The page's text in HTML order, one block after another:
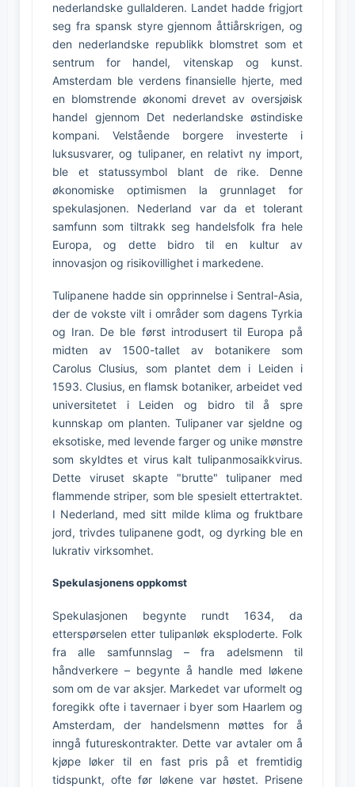
nederlandske gullalderen. Landet hadde frigjort
seg fra spansk styre gjennom åttiårskrigen, og
den nederlandske republikk blomstret som et
sentrum for handel, vitenskap og kunst.
Amsterdam ble verdens finansielle hjerte, med
en blomstrende økonomi drevet av oversjøisk
handel gjennom Det nederlandske østindiske
kompani. Velstående borgere investerte i
luksusvarer, og tulipaner, en relativt ny import,
ble et statussymbol blant de rike. Denne
økonomiske optimismen la grunnlaget for
spekulasjonen. Nederland var da et tolerant
samfunn som tiltrakk seg handelsfolk fra hele
Europa, og dette bidro til en kultur av
innovasjon og risikovillighet i markedene.
Tulipanene hadde sin opprinnelse i Sentral-Asia,
der de vokste vilt i områder som dagens Tyrkia
og Iran. De ble først introdusert til Europa på
midten av 1500-tallet av botanikere som
Carolus Clusius, som plantet dem i Leiden i
1593. Clusius, en flamsk botaniker, arbeidet ved
universitetet i Leiden og bidro til å spre
kunnskap om planten. Tulipaner var sjeldne og
eksotiske, med levende farger og unike mønstre
som skyldtes et virus kalt tulipanmosaikkvirus.
Dette viruset skapte "brutte" tulipaner med
flammende striper, som ble spesielt ettertraktet.
I Nederland, med sitt milde klima og fruktbare
jord, trivdes tulipanene godt, og dyrking ble en
lukrativ virksomhet.
Spekulasjonens oppkomst
Spekulasjonen begynte rundt 1634, da
etterspørselen etter tulipanløk eksploderte. Folk
fra alle samfunnslag – fra adelsmenn til
håndverkere – begynte å handle med løkene
som om de var aksjer. Markedet var uformelt og
foregikk ofte i tavernaer i byer som Haarlem og
Amsterdam, der handelsmenn møttes for å
inngå futureskontrakter. Dette var avtaler om å
kjøpe løker til en fast pris på et fremtidig
tidspunkt, ofte før løkene var høstet. Prisene